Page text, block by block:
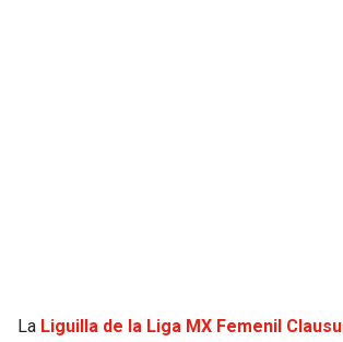
La Liguilla de la Liga MX Femenil